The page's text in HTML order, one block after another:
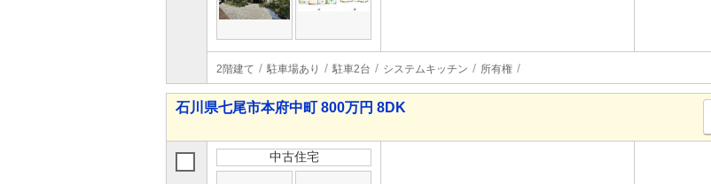
2階建て 駐車場あり 駐車2台 システムキッチン 所有権
石川県七尾市本府中町 800万円 8DK
中古住宅